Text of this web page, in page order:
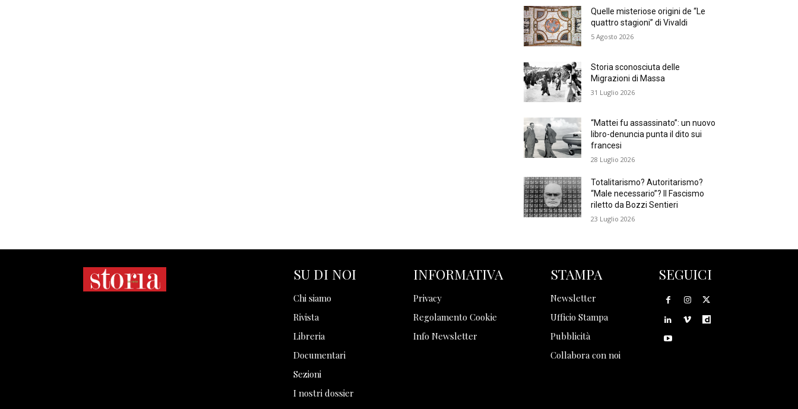
Quelle misteriose origini de “Le
quattro stagioni” di Vivaldi
5 Agosto 2026
Storia sconosciuta delle
Migrazioni di Massa
31 Luglio 2026
“Mattei fu assassinato”: un nuovo
libro-denuncia punta il dito sui
francesi
28 Luglio 2026
Totalitarismo? Autoritarismo?
“Male necessario”? Il Fascismo
riletto da Bozzi Sentieri
23 Luglio 2026
SU DI NOI
Chi siamo
Rivista
Libreria
Documentari
Sezioni
I nostri dossier
INFORMATIVA
Privacy
Regolamento Cookie
Info Newsletter
STAMPA
Newsletter
Ufficio Stampa
Pubblicità
Collabora con noi
SEGUICI